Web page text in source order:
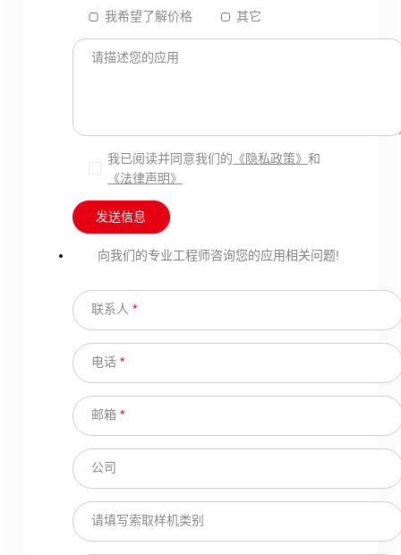
我希望了解价格
其它
请描述您的应用
我已阅读并同意我们的 《隐私政策》和
《法律声明》
发送信息
向我们的专业工程师咨询您的应用相关问题!
联系人*
电话*
邮箱*
公司
请填写索取样机类别